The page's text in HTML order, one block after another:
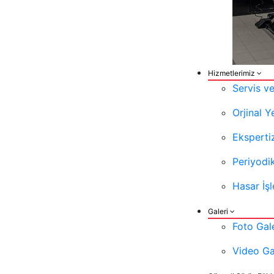
Hizmetlerimiz
Servis
Orjinal
Hasar
Galeri
Foto
Video